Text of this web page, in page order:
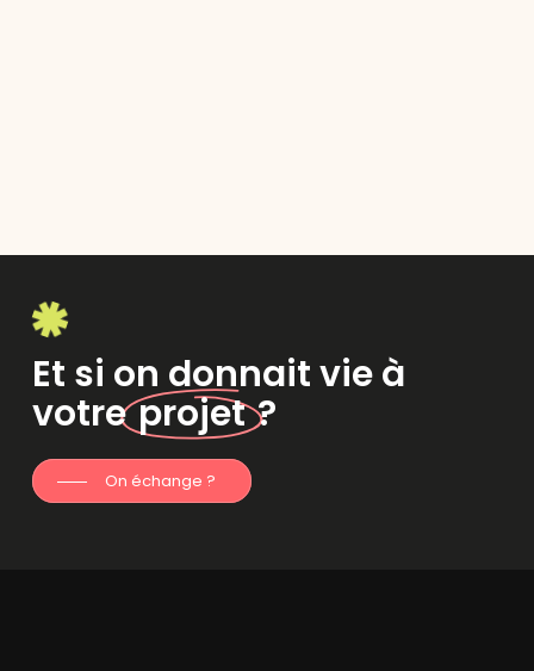
Et si on donnait vie à
votreprojet?
On échange ?